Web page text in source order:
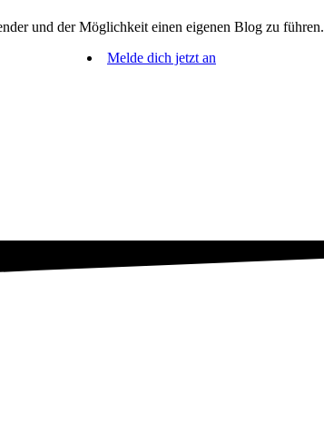
und der Möglichkeit einen eigenen Blog zu führen.
Melde dich jetzt an